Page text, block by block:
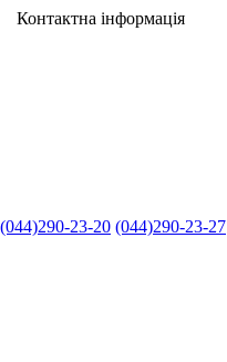
Контактна інформація
(044)290-23-20 (044)290-23-27